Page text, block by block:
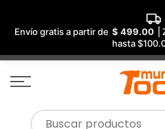
Envío gratis a partir de $ 499.00
|
hasta
Saltar
al